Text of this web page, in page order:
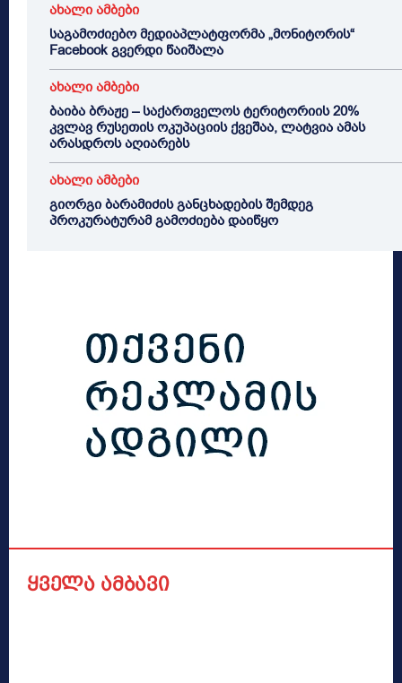
ახალი ამბები
საგამოძიებო მედიაპლატფორმა „მონიტორის“
Facebook გვერდი წაიშალა
ახალი ამბები
ბაიბა ბრაჟე – საქართველოს ტერიტორიის 20%
კვლავ რუსეთის ოკუპაციის ქვეშაა, ლატვია ამას
არასდროს აღიარებს
ახალი ამბები
გიორგი ბარამიძის განცხადების შემდეგ
პროკურატურამ გამოძიება დაიწყო
ყველა ამბავი